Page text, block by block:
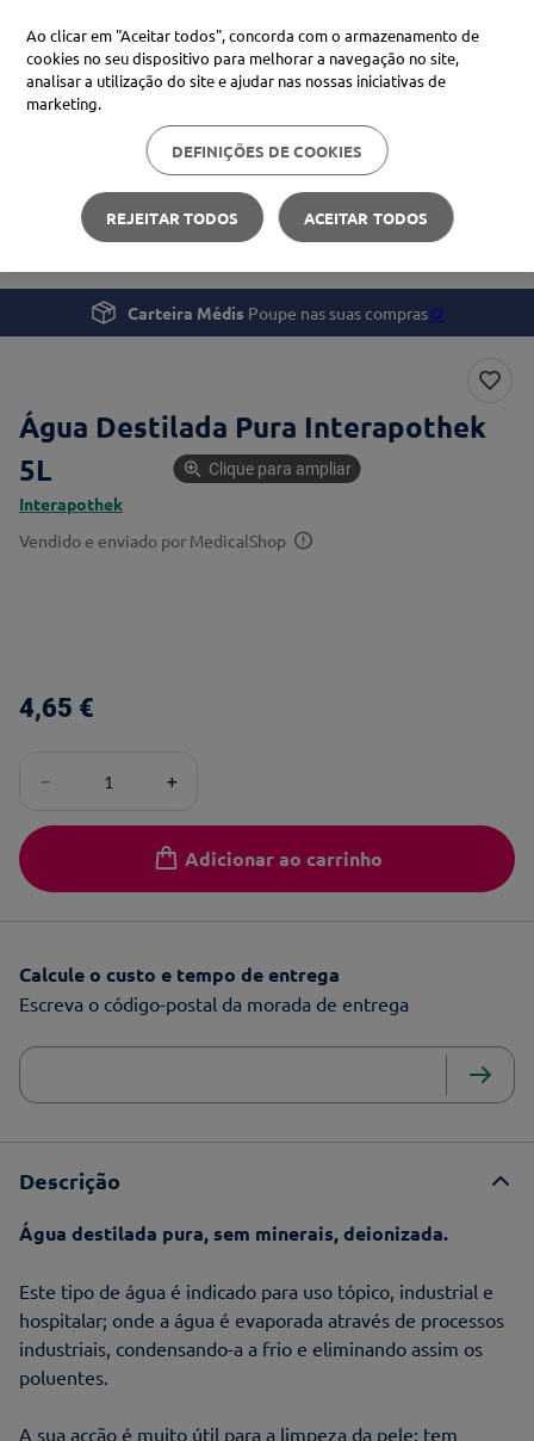
Procure no Marketplace Médis
Pesquisas mais comuns
xiaomi
uriage
4º svr
Saúde
Monitorização e Tratamento
Água Destilada Pura Interapothek
Carteira Médis Poupe nas suas compras🪙
Água Destilada Pura Interapothek
5L
Interapothek
Vendido e enviado por MedicalShop
Clique para ampliar
4,65 €
＋
－
Adicionar ao carrinho
Calcule o custo e tempo de entrega
Escreva o código-postal da morada de entrega
Descrição
Água destilada pura, sem minerais, deionizada.
Este tipo de água é indicado para uso tópico, industrial e
hospitalar; onde a água é evaporada através de processos
industriais, condensando-a a frio e eliminando assim os
poluentes.
A sua acção é muito útil para a limpeza da pele; tem
Ao clicar em "Aceitar todos", concorda com o armazenamento de
cookies no seu dispositivo para melhorar a navegação no site,
analisar a utilização do site e ajudar nas nossas iniciativas de
marketing.
DEFINIÇÕES DE COOKIES
REJEITAR TODOS ACEITAR TODOS